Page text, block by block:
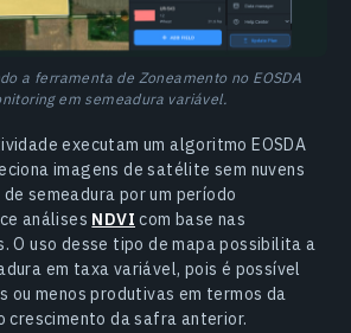
a ferramenta de Zoneamento no EOSDA
em semeadura variável.
executam um algoritmo EOSDA
imagens de satélite sem nuvens
semeadura por um período
análises NDVI com base nas
O uso desse tipo de mapa possibilita a
em taxa variável, pois é possível
ou menos produtivas em termos da
crescimento da safra anterior.